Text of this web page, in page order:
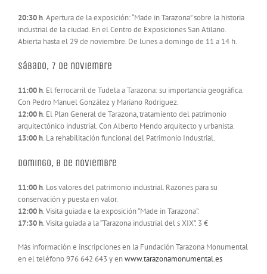
20:30 h. Apertura de la exposición: “Made in Tarazona” sobre la historia
industrial de la ciudad. En el Centro de Exposiciones San Atilano.
Abierta hasta el 29 de noviembre. De lunes a domingo de 11 a 14 h.
Sábado, 7 de noviembre
11:00 h. El ferrocarril de Tudela a Tarazona: su importancia geográfica.
Con Pedro Manuel González y Mariano Rodriguez.
12:00 h. El Plan General de Tarazona, tratamiento del patrimonio
arquitectónico industrial. Con Alberto Mendo arquitecto y urbanista.
13:00 h. La rehabilitación funcional del Patrimonio Industrial.
Domingo, 8 de noviembre
11:00 h. Los valores del patrimonio industrial. Razones para su
conservación y puesta en valor.
12:00 h. Visita guiada e la exposición “Made in Tarazona”.
17:30 h. Visita guiada a la “Tarazona industrial del s XIX”. 3 €
Más información e inscripciones en la Fundación Tarazona Monumental
en el teléfono 976 642 643 y enwww.tarazonamonumental.es